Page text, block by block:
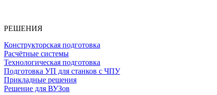
РЕШЕНИЯ
Конструкторская подготовка
Расчётные системы
Технологическая подготовка
Подготовка УП для станков с ЧПУ
Прикладные решения
Решение для ВУЗов